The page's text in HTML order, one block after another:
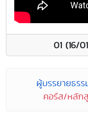
01 (16/
ผู้บรรยายธร
คอร์ส/หลัก